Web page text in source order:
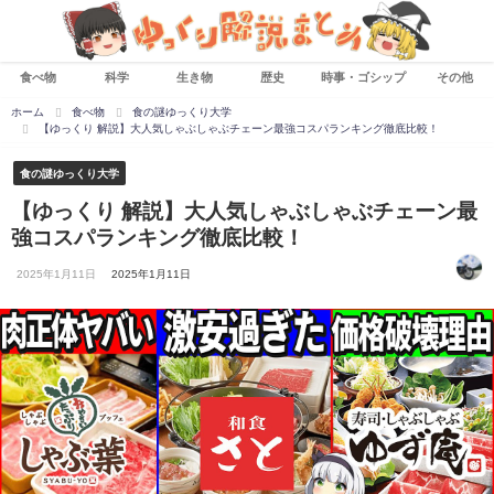
食べ物 科学 生き物 歴史 時事・ゴシップ その他
ホーム 食べ物
食の謎ゆっくり大学
【ゆっくり 解説】大人気しゃぶしゃぶチェーン最強コスパランキング徹底比較！
食の謎ゆっくり大学
【ゆっくり 解説】大人気しゃぶしゃぶチェーン最
強コスパランキング徹底比較！
2025年1月11日 2025年1月11日